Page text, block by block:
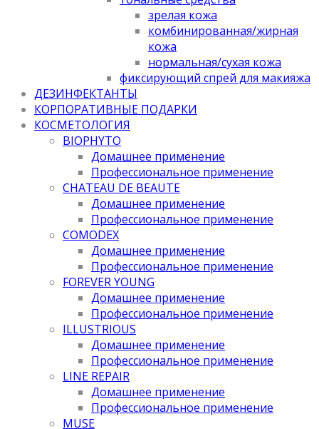
зрелая кожа
комбинированная/жирная
кожа
нормальная/cухая кожа
фиксирующий спрей для макияжа
ДЕЗИНФЕКТАНТЫ
КОРПОРАТИВНЫЕ ПОДАРКИ
КОСМЕТОЛОГИЯ
BIOPHYTO
Домашнее применение
Профессиональное применение
CHATEAU DE BEAUTE
Домашнее применение
Профессиональное применение
COMODEX
Домашнее применение
Профессиональное применение
FOREVER YOUNG
Домашнее применение
Профессиональное применение
ILLUSTRIOUS
Домашнее применение
Профессиональное применение
LINE REPAIR
Домашнее применение
Профессиональное применение
MUSE